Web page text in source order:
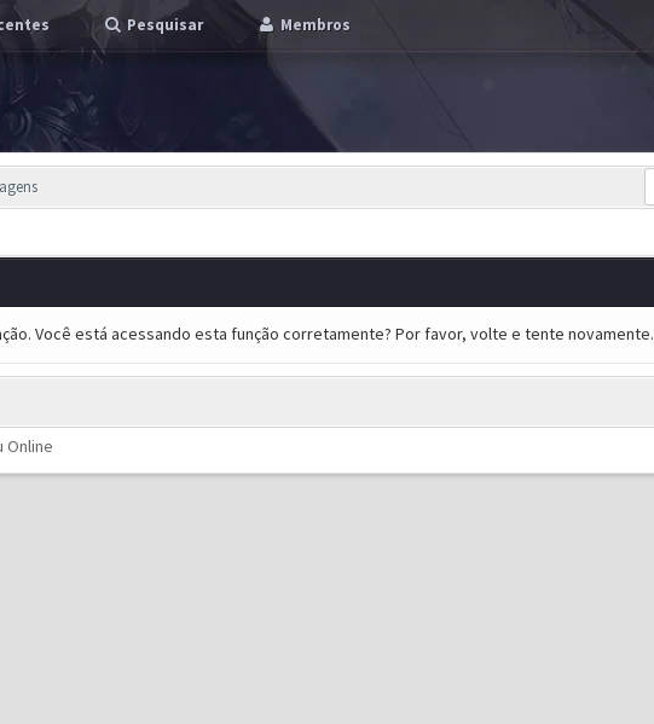
Pesquisar Membros
Você está acessando esta função corretamente? Por favor, volte e tente novamente.
Online